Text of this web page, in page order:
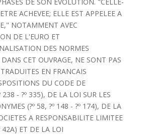
ACHEVEE; ELLE EST APPELEE A
NOTAMMENT AVEC
DE L'EURO ET
DES NORMES
CET OUVRAGE, NE SONT PAS
EN FRANCAIS
DU CODE DE
238 - ?º 335), DE LA LOI SUR LES
(?º 58, ?º 148 - ?º 174), DE LA
A RESPONSABILITE LIMITEE
42A) ET DE LA LOI